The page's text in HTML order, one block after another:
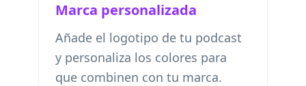
Marca personalizada
Añade el logotipo de tu podcast
y personaliza los colores para
que combinen con tu marca.